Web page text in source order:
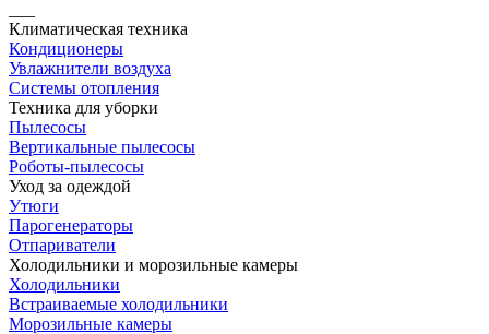
Климатическая техника
Кондиционеры
Увлажнители воздуха
Системы отопления
Техника для уборки
Пылесосы
Вертикальные пылесосы
Роботы-пылесосы
Уход за одеждой
Утюги
Парогенераторы
Отпариватели
Холодильники и морозильные камеры
Холодильники
Встраиваемые холодильники
Морозильные камеры